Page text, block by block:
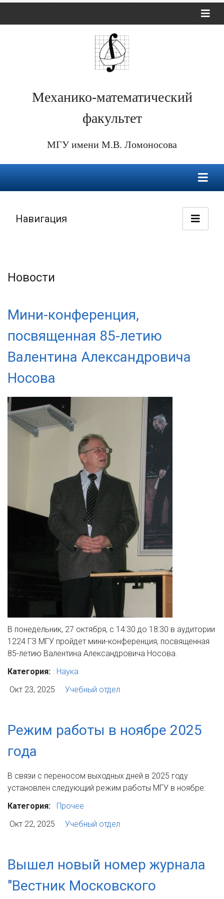
Механико-математический
факультет
МГУ имени М.В. Ломоносова
Навигация
Новости
Мини-конференция,
посвященная 85-летию
Валентина Александровича
Носова
В понедельник, 27 октября, с 14:30 до 18:30 в аудитории
1224 ГЗ МГУ пройдет мини-конференция, посвященная
85-летию Валентина Александровича Носова.
Категория:
Наука
Окт 23, 2025
Учебный отдел
Режим работы в ноябре 2025
года
В связи с переносом выходных дней в 2025 году
установлен следующий режим работы МГУ в ноябре:
Категория:
Прочее
Окт 22, 2025
Учебный отдел
Вышел новый номер журнала
"Вестник Московского